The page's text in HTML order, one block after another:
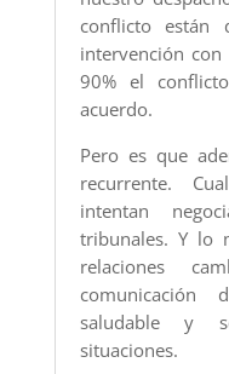
conflicto están
intervención
90% el
acuerdo.
Pero es que
recurrente.
intentan
tribunales. Y lo
relaciones
comunicación
saludable y
situaciones.